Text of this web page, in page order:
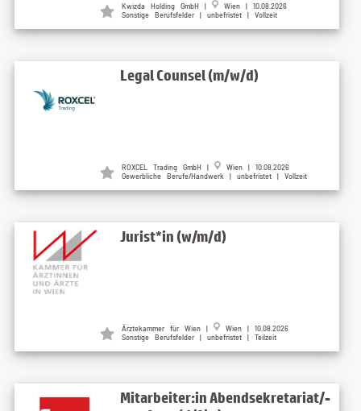
Kwizda Holding GmbH |
Wien | 10.08.2026
Sonstige Berufsfelder | unbefristet | Vollzeit
Legal Counsel (m/w/d)
ROXCEL Trading GmbH |
Wien | 10.08.2026
Gewerbliche Berufe/Handwerk | unbefristet | Vollzeit
Jurist*in (w/m/d)
Ärztekammer für Wien |
Wien | 10.08.2026
Sonstige Berufsfelder | unbefristet | Teilzeit
Mitarbeiter:in Abendsekretariat/-